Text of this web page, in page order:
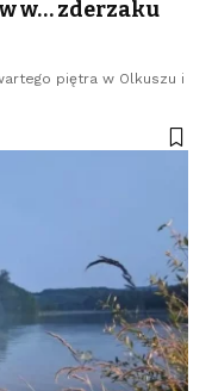
w… zderzaku
piętra w Olkuszu i